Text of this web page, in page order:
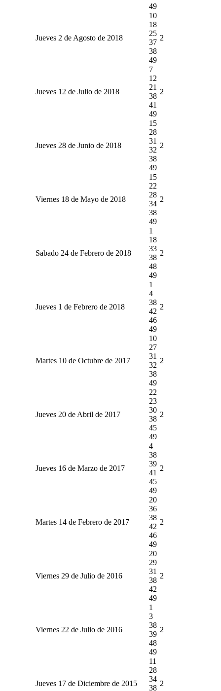
49
Jueves 2 de Agosto de 2018
10
18
25
37
38
49
2
Jueves 12 de Julio de 2018
7
12
21
38
41
49
2
Jueves 28 de Junio de 2018
15
28
31
32
38
49
2
Viernes 18 de Mayo de 2018
15
22
28
34
38
49
2
Sabado 24 de Febrero de 2018
1
18
33
38
48
49
2
Jueves 1 de Febrero de 2018
1
4
38
42
46
49
2
Martes 10 de Octubre de 2017
10
27
31
32
38
49
2
Jueves 20 de Abril de 2017
22
23
30
38
45
49
2
Jueves 16 de Marzo de 2017
4
38
39
41
45
49
2
Martes 14 de Febrero de 2017
20
36
38
42
46
49
2
Viernes 29 de Julio de 2016
20
29
31
38
42
49
2
Viernes 22 de Julio de 2016
1
3
38
39
48
49
2
Jueves 17 de Diciembre de 2015
11
28
34
38
2